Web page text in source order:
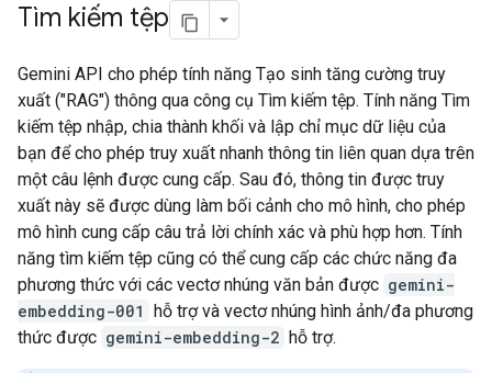
Tìm kiếm tệp
Gemini API cho phép tính năng Tạo sinh tăng cường truy
xuất ("RAG") thông qua công cụ Tìm kiếm tệp. Tính năng Tìm
kiếm tệp nhập, chia thành khối và lập chỉ mục dữ liệu của
bạn để cho phép truy xuất nhanh thông tin liên quan dựa trên
một câu lệnh được cung cấp. Sau đó, thông tin được truy
xuất này sẽ được dùng làm bối cảnh cho mô hình, cho phép
mô hình cung cấp câu trả lời chính xác và phù hợp hơn. Tính
năng tìm kiếm tệp cũng có thể cung cấp các chức năng đa
phương thức với các vectơ nhúng văn bản được gemini-
embedding-001 hỗ trợ và vectơ nhúng hình ảnh/đa phương
thức được gemini-embedding-2 hỗ trợ.